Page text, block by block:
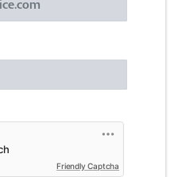
Friendly Captcha